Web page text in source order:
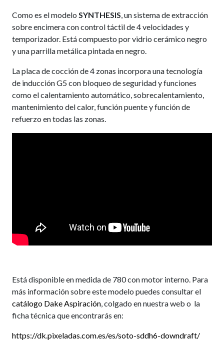
Como es el modelo SYNTHESIS, un sistema de extracción
sobre encimera con control táctil de 4 velocidades y
temporizador. Está compuesto por vidrio cerámico negro
y una parrilla metálica pintada en negro.
La placa de cocción de 4 zonas incorpora una tecnología
de inducción G5 con bloqueo de seguridad y funciones
como el calentamiento automático, sobrecalentamiento,
mantenimiento del calor, función puente y función de
refuerzo en todas las zonas.
Está disponible en medida de 780 con motor interno. Para
más información sobre este modelo puedes consultar el
catálogo Dake Aspiración, colgado en nuestra web o la
ficha técnica que encontrarás en:
https://dk.pixeladas.com.es/es/soto-sddh6-downdraft/